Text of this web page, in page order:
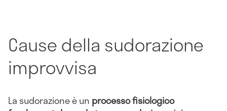
Cause della sudorazione
improvvisa
La sudorazione è un processo fisiologico